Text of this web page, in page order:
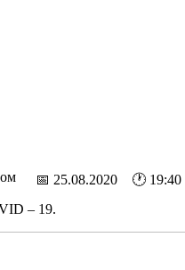
📅 25.08.2020 🕐 19:40
– 19.